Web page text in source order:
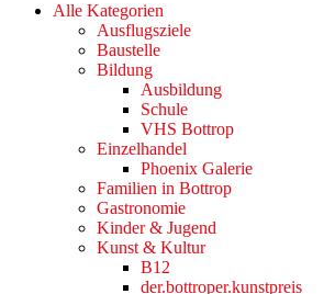
Alle Kategorien
Ausflugsziele
Baustelle
Bildung
Ausbildung
Schule
VHS Bottrop
Einzelhandel
Phoenix Galerie
Familien in Bottrop
Gastronomie
Kinder & Jugend
Kunst & Kultur
B12
der.bottroper.kunstpreis